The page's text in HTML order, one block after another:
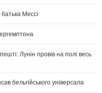
Мессі
Лунін провів на полі весь
бельгійського універсала